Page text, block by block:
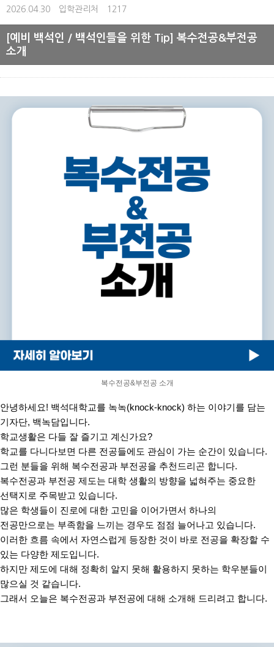
2026.04.30 입학관리처 1217
[예비 백석인 / 백석인들을 위한 Tip] 복수전공&부전공
소개
복수전공&부전공 소개
안녕하세요! 백석대학교를 녹녹(knock-knock) 하는 이야기를 담는
기자단, 백녹담입니다.
학교생활은 다들 잘 즐기고 계신가요?
학교를 다니다보면 다른 전공들에도 관심이 가는 순간이 있습니다.
그런 분들을 위해 복수전공과 부전공을 추천드리곤 합니다.
복수전공과 부전공 제도는 대학 생활의 방향을 넓혀주는 중요한
선택지로 주목받고 있습니다.
많은 학생들이 진로에 대한 고민을 이어가면서 하나의
전공만으로는 부족함을 느끼는 경우도 점점 늘어나고 있습니다.
이러한 흐름 속에서 자연스럽게 등장한 것이 바로 전공을 확장할 수
있는 다양한 제도입니다.
하지만 제도에 대해 정확히 알지 못해 활용하지 못하는 학우분들이
많으실 것 같습니다.
그래서 오늘은 복수전공과 부전공에 대해 소개해 드리려고 합니다.